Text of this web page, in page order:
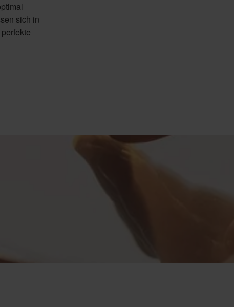
sich in